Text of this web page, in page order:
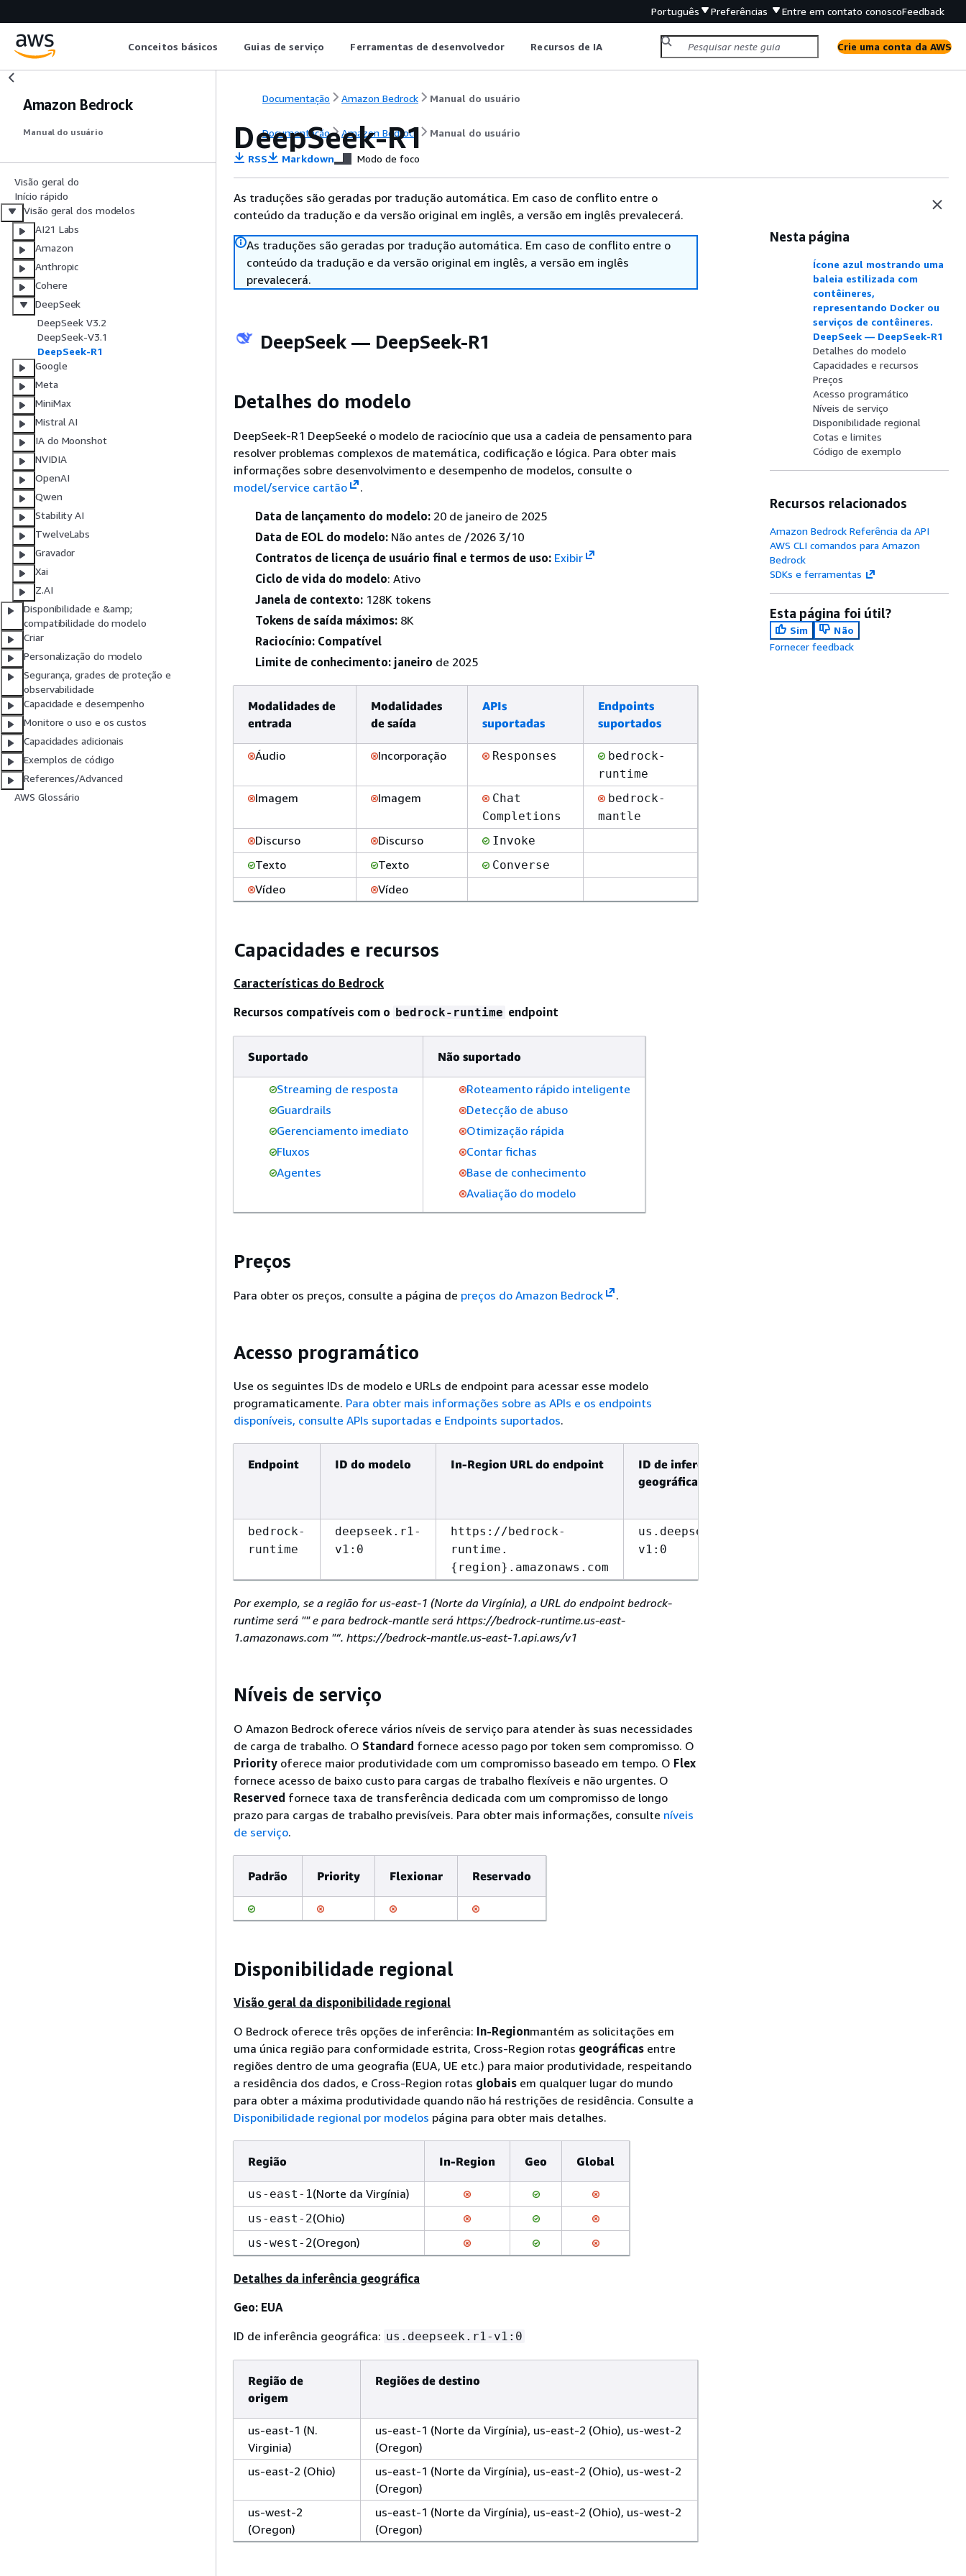
Português Preferências Entre em contato conoscoFeedback
Conceitos básicos Guias de serviço Ferramentas de desenvolvedor Recursos de IA Crie uma conta da AWS
Amazon Bedrock
Manual do usuário
Visão geral do
Início rápido
Visão geral dos modelos
AI21 Labs
Amazon
Anthropic
Cohere
DeepSeek
DeepSeek V3.2
DeepSeek-V3.1
DeepSeek-R1
Google
Meta
MiniMax
Mistral AI
IA do Moonshot
NVIDIA
OpenAI
Qwen
Stability AI
TwelveLabs
Gravador
Xai
Z.AI
Disponibilidade e &amp;
compatibilidade do modelo
Criar
Personalização do modelo
Segurança, grades de proteção e
observabilidade
Capacidade e desempenho
Monitore o uso e os custos
Capacidades adicionais
Exemplos de código
References/Advanced
AWS Glossário
Documentação Amazon Bedrock Manual do usuário
Documentação Amazon Bedrock Manual do usuário
DeepSeek-R1
RSS Markdown Modo de foco
As traduções são geradas por tradução automática. Em caso de conflito entre o
conteúdo da tradução e da versão original em inglês, a versão em inglês prevalecerá.
As traduções são geradas por tradução automática. Em caso de conflito entre o
conteúdo da tradução e da versão original em inglês, a versão em inglês
prevalecerá.
DeepSeek — DeepSeek-R1
Detalhes do modelo
DeepSeek-R1 DeepSeeké o modelo de raciocínio que usa a cadeia de pensamento para
resolver problemas complexos de matemática, codificação e lógica. Para obter mais
informações sobre desenvolvimento e desempenho de modelos, consulte o
model/service cartão
.
Data de lançamento do modelo: 20 de janeiro de 2025
Data de EOL do modelo: Não antes de /2026 3/10
Contratos de licença de usuário final e termos de uso: Exibir
Ciclo de vida do modelo: Ativo
Janela de contexto: 128K tokens
Tokens de saída máximos: 8K
Raciocínio: Compatível
Limite de conhecimento: janeiro de 2025
Modalidades de
entrada
Modalidades
de saída
APIs
suportadas
Endpoints
suportados
Áudio Incorporação Responses
bedrock-
runtime
Imagem Imagem
Chat
Completions
bedrock-
mantle
Discurso Discurso Invoke
Texto Texto Converse
Vídeo Vídeo
Capacidades e recursos
Características do Bedrock
Recursos compatíveis com o bedrock-runtime endpoint
Suportado Não suportado
Streaming de resposta
Guardrails
Gerenciamento imediato
Fluxos
Agentes
Roteamento rápido inteligente
Detecção de abuso
Otimização rápida
Contar fichas
Base de conhecimento
Avaliação do modelo
Preços
Para obter os preços, consulte a página de preços do Amazon Bedrock .
Acesso programático
Use os seguintes IDs de modelo e URLs de endpoint para acessar esse modelo
programaticamente. Para obter mais informações sobre as APIs e os endpoints
disponíveis, consulte APIs suportadas e Endpoints suportados.
Endpoint ID do modelo In-Region URL do endpoint
ID de inferência
geográfica
bedrock-
runtime
deepseek.r1-
v1:0
https://bedrock-
runtime.
{ region}.amazonaws.com
us.deepseek.r1-
v1:0
Por exemplo, se a região for us-east-1 (Norte da Virgínia), a URL do endpoint bedrock-
runtime será "" e para bedrock-mantle será https://bedrock-runtime.us-east-
1.amazonaws.com "“. https://bedrock-mantle.us-east-1.api.aws/v1
Níveis de serviço
O Amazon Bedrock oferece vários níveis de serviço para atender às suas necessidades
de carga de trabalho. O Standard fornece acesso pago por token sem compromisso. O
Priority oferece maior produtividade com um compromisso baseado em tempo. O Flex
fornece acesso de baixo custo para cargas de trabalho flexíveis e não urgentes. O
Reserved fornece taxa de transferência dedicada com um compromisso de longo
prazo para cargas de trabalho previsíveis. Para obter mais informações, consulte níveis
de serviço.
Padrão Priority Flexionar Reservado
Disponibilidade regional
Visão geral da disponibilidade regional
O Bedrock oferece três opções de inferência: In-Regionmantém as solicitações em
uma única região para conformidade estrita, Cross-Region rotas geográficas entre
regiões dentro de uma geografia (EUA, UE etc.) para maior produtividade, respeitando
a residência dos dados, e Cross-Region rotas globais em qualquer lugar do mundo
para obter a máxima produtividade quando não há restrições de residência. Consulte a
Disponibilidade regional por modelos página para obter mais detalhes.
Região In-Region Geo Global
us-east-1(Norte da Virgínia)
us-east-2(Ohio)
us-west-2(Oregon)
Detalhes da inferência geográfica
Geo: EUA
ID de inferência geográfica: us.deepseek.r1-v1:0
Região de
origem
Regiões de destino
us-east-1 (N.
Virginia)
us-east-1 (Norte da Virgínia), us-east-2 (Ohio), us-west-2
(Oregon)
us-east-2 (Ohio)
us-east-1 (Norte da Virgínia), us-east-2 (Ohio), us-west-2
(Oregon)
us-west-2
(Oregon)
us-east-1 (Norte da Virgínia), us-east-2 (Ohio), us-west-2
(Oregon)
Nesta página
Ícone azul mostrando uma
baleia estilizada com
contêineres,
representando Docker ou
serviços de contêineres.
DeepSeek — DeepSeek-R1
Detalhes do modelo
Capacidades e recursos
Preços
Acesso programático
Níveis de serviço
Disponibilidade regional
Cotas e limites
Código de exemplo
Recursos relacionados
Amazon Bedrock Referência da API
AWS CLI comandos para Amazon
Bedrock
SDKs e ferramentas
Esta página foi útil?
Sim
Não
Fornecer feedback